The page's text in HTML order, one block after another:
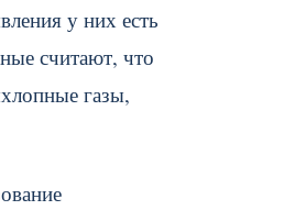
у них есть
считают, что
газы,